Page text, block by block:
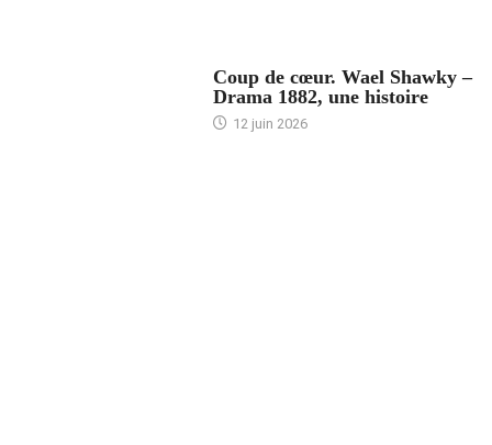
Coup de cœur. Wael Shawky –
Drama 1882, une histoire
12 juin 2026